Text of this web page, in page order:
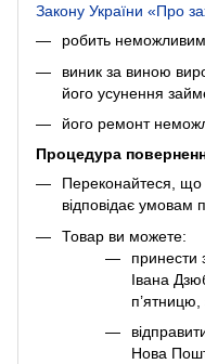
Закону України «Про
робить
виник за виною
його усунення
його ремонт
Процедура
Переконайтеся, що
відповідає умовам
Товар ви можете:
принести
Івана
Нова